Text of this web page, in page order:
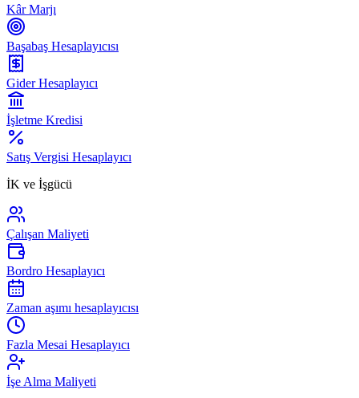
Kâr Marjı
Başabaş Hesaplayıcısı
Gider Hesaplayıcı
İşletme Kredisi
Satış Vergisi Hesaplayıcı
İK ve İşgücü
Çalışan Maliyeti
Bordro Hesaplayıcı
Zaman aşımı hesaplayıcısı
Fazla Mesai Hesaplayıcı
İşe Alma Maliyeti